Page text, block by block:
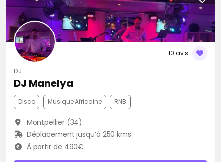
10 avis
DJ
DJ Manelya
Disco Musique Africaine RNB
Montpellier (34)
Déplacement jusqu’à 250 kms
À partir de 490€